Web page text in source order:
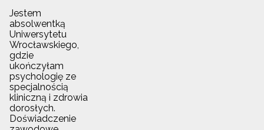
Jestem
absolwentką
Uniwersytetu
Wrocławskiego,
gdzie
ukończyłam
psychologię ze
specjalnością
kliniczną i zdrowia
dorosłych.
Doświadczenie